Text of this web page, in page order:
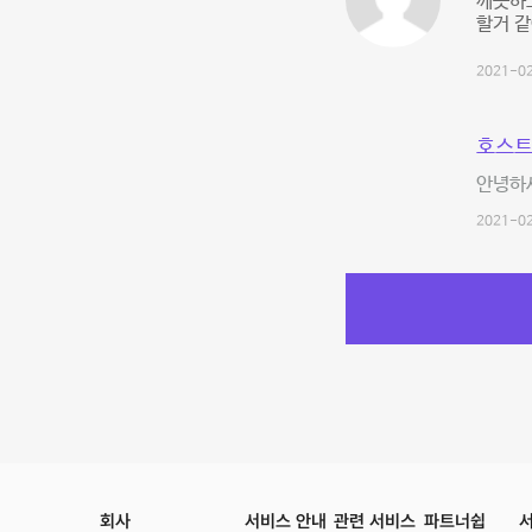
할거
2021-
호스
안녕하
2021-
회사 서비스 안내 관련 서비스 파트너쉽